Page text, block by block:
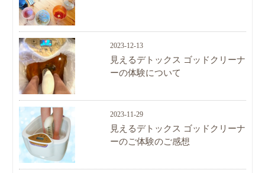
2023-12-13
見えるデトックス ゴッドクリーナ
ーの体験について
2023-11-29
見えるデトックス ゴッドクリーナ
ーのご体験のご感想